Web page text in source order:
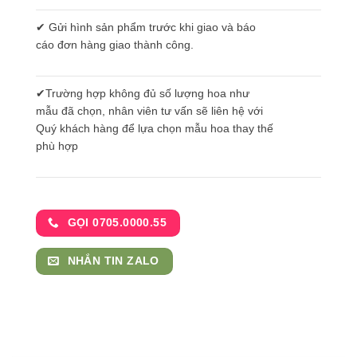
✔ Gửi hình sản phẩm trước khi giao và báo
cáo đơn hàng giao thành công.
✔Trường hợp không đủ số lượng hoa như
mẫu đã chọn, nhân viên tư vấn sẽ liên hệ với
Quý khách hàng để lựa chọn mẫu hoa thay thế
phù hợp
GỌI 0705.0000.55
NHẮN TIN ZALO